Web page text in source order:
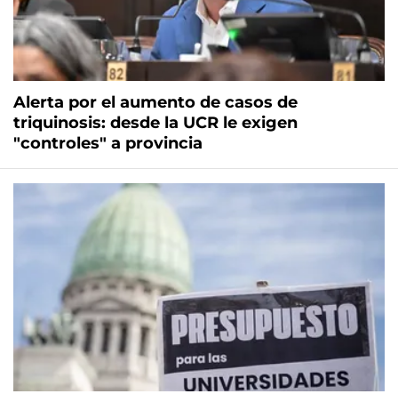
Alerta por el aumento de casos de
triquinosis: desde la UCR le exigen
"controles" a provincia